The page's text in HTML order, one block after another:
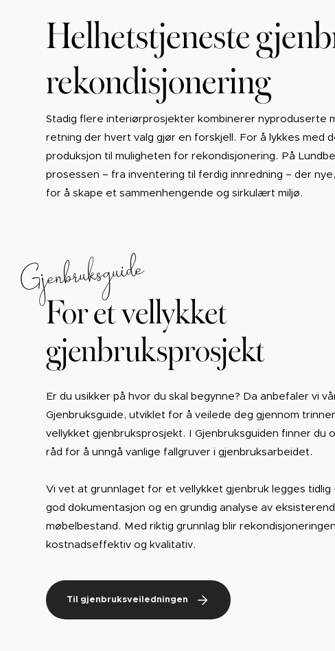
Helhetstjeneste
rekondisjonering
Stadig flere interiørprosjekter kombinerer nyproduserte
retning der hvert valg gjør en forskjell. For å lykkes
produksjon til muligheten for rekondisjonering. På
prosessen – fra inventering til ferdig innredning – der
for å skape et sammenhengende og sirkulært miljø.
Gjenbruksguide
For et vellykket
gjenbruksprosjekt
Er du usikker på hvor du skal begynne? Da anbefaler vi
Gjenbruksguide, utviklet for å veilede deg gjennom
vellykket gjenbruksprosjekt. I Gjenbruksguiden finner du
råd for å unngå vanlige fallgruver i gjenbruksarbeidet.
Vi vet at grunnlaget for et vellykket gjenbruk legges tidlig
god dokumentasjon og en grundig analyse av
møbelbestand. Med riktig grunnlag blir
kostnadseffektiv og kvalitativ.
Til gjenbruksveiledningen